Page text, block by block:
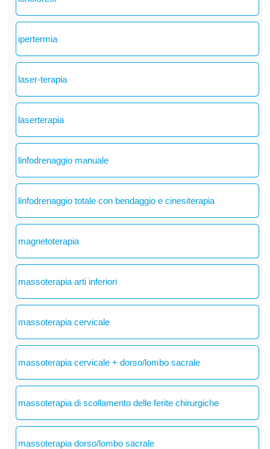
ipertermia
laser-terapia
laserterapia
linfodrenaggio manuale
linfodrenaggio totale con bendaggio e cinesiterapia
magnetoterapia
massoterapia arti inferiori
massoterapia cervicale
massoterapia cervicale + dorso/lombo sacrale
massoterapia di scollamento delle ferite chirurgiche
massoterapia dorso/lombo sacrale